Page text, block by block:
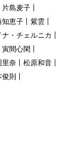
片島麦子
知恵子
紫雲
ナ・チェルニカ
寅間心閑
里奈
松原和音
俊則